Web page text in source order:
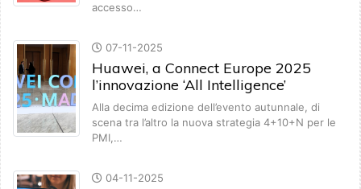
accesso…
07-11-2025
Huawei, a Connect Europe 2025
l’innovazione ‘All Intelligence’
Alla decima edizione dell’evento autunnale, di
scena tra l’altro la nuova strategia 4+10+N per le
PMI,…
04-11-2025